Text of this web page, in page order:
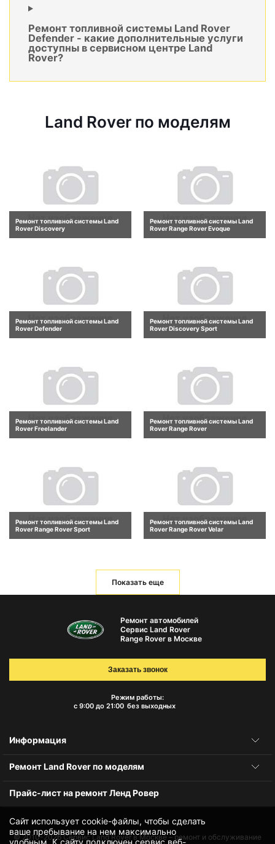
Ремонт топливной системы Land Rover
Defender - какие дополнительные услуги
доступны в сервисном центре Land
Rover?
Land Rover по моделям
Ремонт топливной системы Land
Rover Discovery
Ремонт топливной системы Land
Rover Range Rover Evoque
Ремонт топливной системы Land
Rover Defender
Ремонт топливной системы Land
Rover Discovery Sport
Ремонт топливной системы Land
Rover Freelander
Ремонт топливной системы Land
Rover Range Rover
Ремонт топливной системы Land
Rover Range Rover Sport
Ремонт топливной системы Land
Rover Range Rover Velar
Показать еще
Сайт использует cookie-файлы, чтобы сделать
ваше пребывание на нем максимально
удобным. К cайту подключен сервис веб-
Ремонт автомобилей
Сервис Land Rover
Range Rover в Москве
Режим работы:
с 9:00 до 21:00 без выходных
Заказать звонок
Информация
Ремонт Land Rover по моделям
Прайс-лист на ремонт Ленд Ровер
© 2010-2026Сервис Land Rover в Москве – ремонт и обслуживание